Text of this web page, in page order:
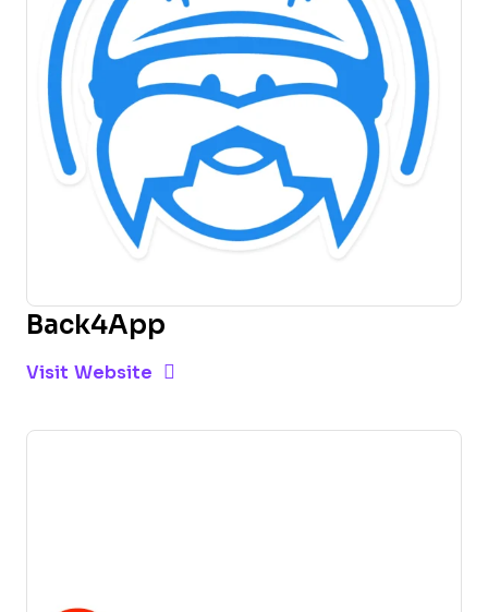
Back4App
Visit Website Opens New Window